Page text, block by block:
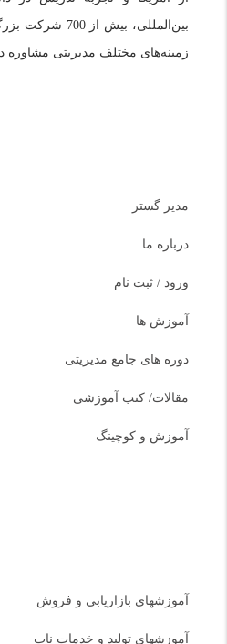
بین‌المللی، بیش
زمینه‌های مختلف مدیریتی مشاوره
مدیر گستر
درباره ما
ورود / ثبت نام
آموزش ها
دوره های جامع مدیریتی
مقالات/ کتب آموزشی
آموزش و کوچینگ
آموزشهای بازاریابی و فروش
آموزشهای تولید و خدمات ناب